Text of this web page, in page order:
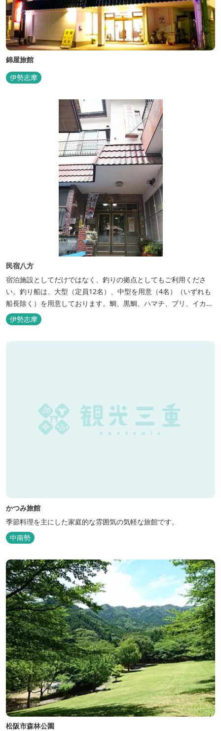
錦屋旅館
伊勢志摩
民宿八方
宿泊施設としてだけではなく、釣りの拠点としてもご利用くださ
い。釣り船は、大型（定員12名）、中型を用意（4名）（いずれも
船長除く）を用意しております。鯛、黒鯛、ハマチ、ブリ、イカ
等、お客様のご要望に合わせた漁場にご案内いたします。当店か
ら、徒歩2分です。
伊勢志摩
かつみ旅館
季節料理を主にした家庭的な雰囲気の気軽な旅館です。
中南勢
松阪市森林公園